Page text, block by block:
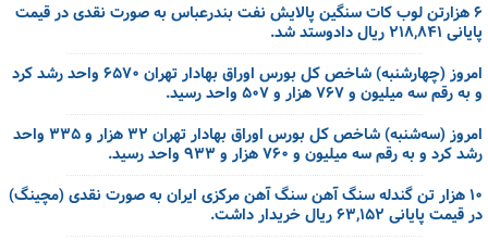
۶ هزارتن لوب کات سنگین پالایش نفت بندرعباس به صورت نقدی در قیمت
پایانی ۲۱۸,۸۴۱ ریال دادوستد شد.
امروز (چهارشنبه) شاخص کل بورس اوراق بهادار تهران ۶۵۷۰ واحد رشد کرد
و به رقم سه میلیون و ۷۶۷ هزار و ۵۰۷ واحد رسید.
امروز (سه‌شنبه) شاخص کل بورس اوراق بهادار تهران ۳۲ هزار و ۳۳۵ واحد
رشد کرد و به رقم سه میلیون و ۷۶۰ هزار و ۹۳۳ واحد رسید.
۱۰ هزار تن گندله سنگ آهن سنگ آهن مرکزی ایران به صورت نقدی (مچینگ)
در قیمت پایانی ۶۳,۱۵۲ ریال خریدار داشت.